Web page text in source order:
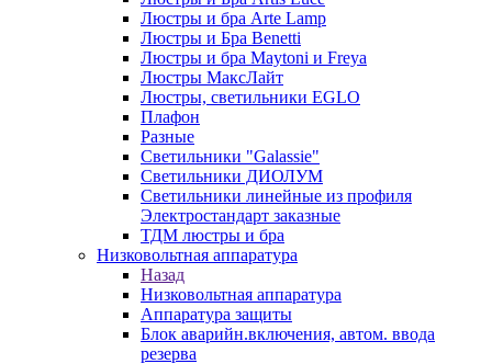
Люстры и бра Arte Lamp
Люстры и Бра Benetti
Люстры и бра Maytoni и Freya
Люстры МаксЛайт
Люстры, светильники EGLO
Плафон
Разные
Светильники "Galassie"
Светильники ДИОЛУМ
Светильники линейные из профиля
Электростандарт заказные
ТДМ люстры и бра
Низковольтная аппаратура
Назад
Низковольтная аппаратура
Аппаратура защиты
Блок аварийн.включения, автом. ввода
резерва